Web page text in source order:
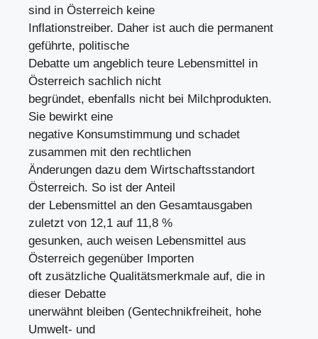
sind in Österreich keine
Inflationstreiber. Daher ist auch die permanent
geführte, politische
Debatte um angeblich teure Lebensmittel in
Österreich sachlich nicht
begründet, ebenfalls nicht bei Milchprodukten.
Sie bewirkt eine
negative Konsumstimmung und schadet
zusammen mit den rechtlichen
Änderungen dazu dem Wirtschaftsstandort
Österreich. So ist der Anteil
der Lebensmittel an den Gesamtausgaben
zuletzt von 12,1 auf 11,8 %
gesunken, auch weisen Lebensmittel aus
Österreich gegenüber Importen
oft zusätzliche Qualitätsmerkmale auf, die in
dieser Debatte
unerwähnt bleiben (Gentechnikfreiheit, hohe
Umwelt- und